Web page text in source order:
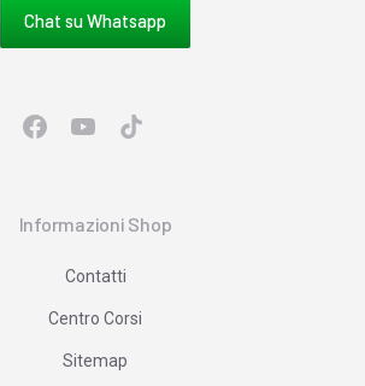
Chat su Whatsapp
Informazioni Shop
Contatti
Centro Corsi
Sitemap